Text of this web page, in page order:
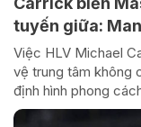
tuyến giữa:
Việc HLV Michael
vệ trung tâm không
định hình phong